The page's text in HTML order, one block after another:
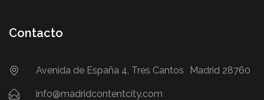
Contacto
Avenida de España 4, Tres Cantos Madrid 28760
info@madridcontentcity.com